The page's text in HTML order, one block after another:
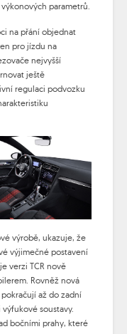
parametrů.
na přání objednat
pro jízdu na
nejvyšší
ještě
regulaci podvozku
výrobě, ukazuje, že
výjimečné postavení
verzi TCR nově
Rovněž nová
až do zadní
soustavy.
bočními prahy, které